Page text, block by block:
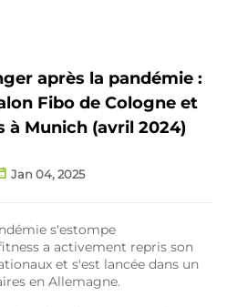
après la pandémie :
Fibo de Cologne et
à Munich (avril 2024)
Jan 04, 2025
s'estompe
a activement repris son
et s'est lancée dans un
en Allemagne.